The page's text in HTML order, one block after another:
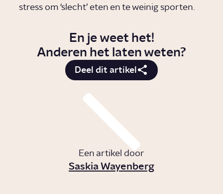
stress om ‘slecht’ eten en te weinig sporten.
En je weet het!
Anderen het laten weten?
Deel dit artikel
Een artikel door
Saskia Wayenberg